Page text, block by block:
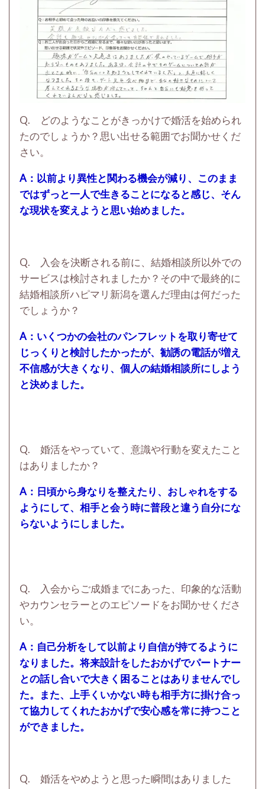
Q. どのようなことがきっかけで婚活を始められ
たのでしょうか？思い出せる範囲でお聞かせくだ
さい。
A：以前より異性と関わる機会が減り、このまま
ではずっと一人で生きることになると感じ、そん
な現状を変えようと思い始めました。
Q. 入会を決断される前に、結婚相談所以外での
サービスは検討されましたか？その中で最終的に
結婚相談所ハピマリ新潟を選んだ理由は何だった
でしょうか？
A：いくつかの会社のパンフレットを取り寄せて
じっくりと検討したかったが、勧誘の電話が増え
不信感が大きくなり、個人の結婚相談所にしよう
と決めました。
Q. 婚活をやっていて、意識や行動を変えたこと
はありましたか？
A：日頃から身なりを整えたり、おしゃれをする
ようにして、相手と会う時に普段と違う自分にな
らないようにしました。
Q. 入会からご成婚までにあった、印象的な活動
やカウンセラーとのエピソードをお聞かせくださ
い。
A：自己分析をして以前より自信が持てるように
なりました。将来設計をしたおかげでパートナー
との話し合いで大きく困ることはありませんでし
た。また、上手くいかない時も相手方に掛け合っ
て協力してくれたおかげで安心感を常に持つこと
ができました。
Q. 婚活をやめようと思った瞬間はありました